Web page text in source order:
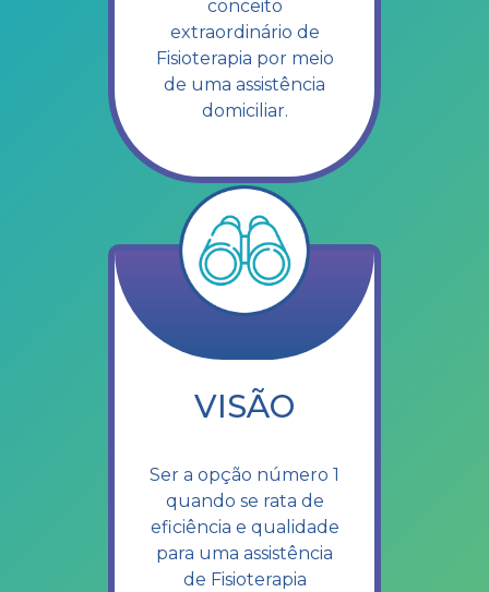
conceito
extraordinário de
Fisioterapia por meio
de uma assistência
domiciliar.
VISÃO
Ser a opção número 1
quando se rata de
eficiência e qualidade
para uma assistência
de Fisioterapia